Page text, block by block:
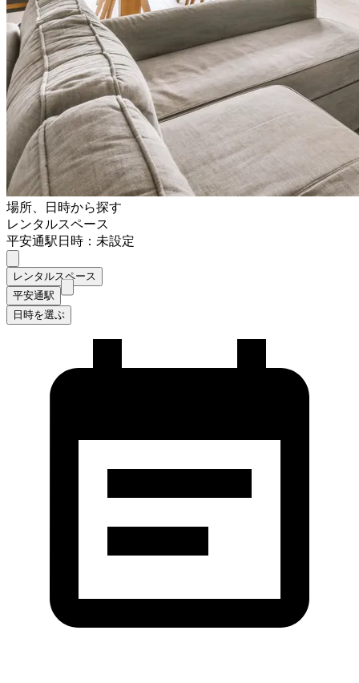
場所、日時から探す
レンタルスペース
平安通駅日時：未設定
レンタルスペース
平安通駅
日時を選ぶ